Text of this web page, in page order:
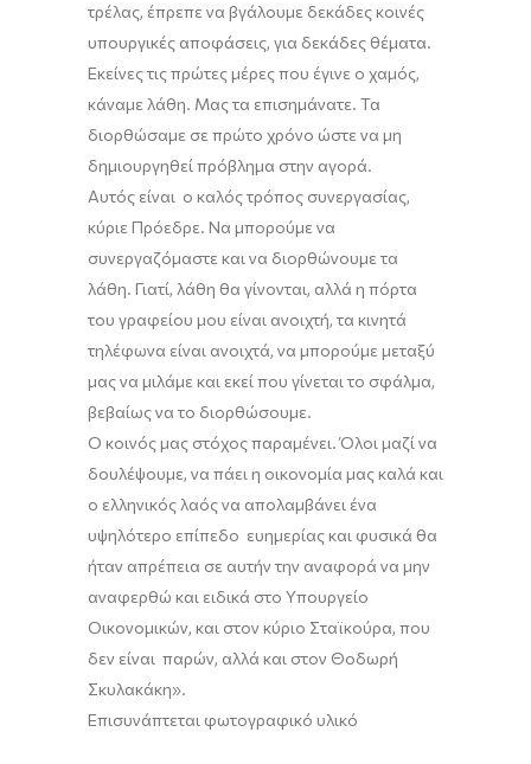
τρέλας, έπρεπε να βγάλουμε δεκάδες κοινές
υπουργικές αποφάσεις, για δεκάδες θέματα.
Εκείνεςτις πρώτες μέρες που έγινε ο χαμός,
κάναμε λάθη. Μας τα επισημάνατε. Τα
διορθώσαμε σε πρώτο χρόνο ώστε να μη
δημιουργηθεί πρόβλημα στην αγορά.
Αυτός είναι ο καλός τρόπος συνεργασίας,
κύριε Πρόεδρε. Να μπορούμε να
συνεργαζόμαστε και να διορθώνουμε τα
λάθη. Γιατί, λάθη θα γίνονται, αλλά η πόρτα
του γραφείου μου είναι ανοιχτή, τα κινητά
τηλέφωνα είναι ανοιχτά, να μπορούμε μεταξύ
μας να μιλάμε και εκεί που γίνεται το σφάλμα,
βεβαίως να το διορθώσουμε.
Ο κοινός μας στόχος παραμένει. Όλοι μαζί να
δουλέψουμε, να πάει η οικονομία μας καλά και
ο ελληνικός λαός να απολαμβάνει ένα
υψηλότερο επίπεδο ευημερίας και φυσικά θα
ήταν απρέπεια σε αυτήν την αναφορά να μην
αναφερθώ και ειδικά στο Υπουργείο
Οικονομικών, και στον κύριο Σταϊκούρα, που
δεν είναι παρών, αλλά και στον Θοδωρή
Σκυλακάκη».
Επισυνάπτεται φωτογραφικό υλικό